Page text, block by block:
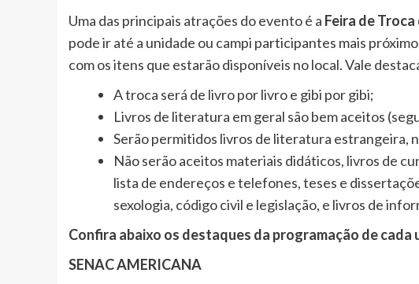
Uma das principais atrações do evento é a Feira de Troca
pode ir até a unidade ou campi participantes mais
com os itens que estarão disponíveis no local. Vale
A troca será de livro por livro e gibi por gibi;
Livros de literatura em geral são bem aceitos
Serão permitidos livros de literatura estrangeira,
Não serão aceitos materiais didáticos, livros de
lista de endereços e telefones, teses e
sexologia, código civil e legislação, e livros de
Confira abaixo os destaques da programação de cada
SENAC AMERICANA